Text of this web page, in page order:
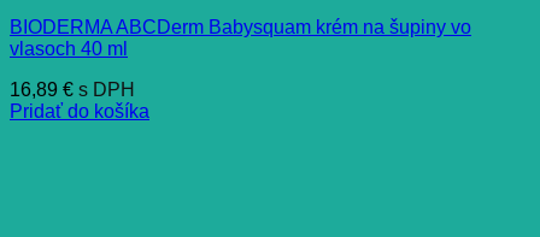
BIODERMA ABCDerm Babysquam krém na šupiny vo
vlasoch 40 ml
16,89 € s DPH
Pridať do košíka